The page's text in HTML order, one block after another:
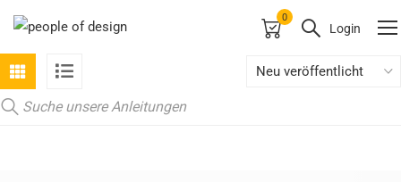
0
Login